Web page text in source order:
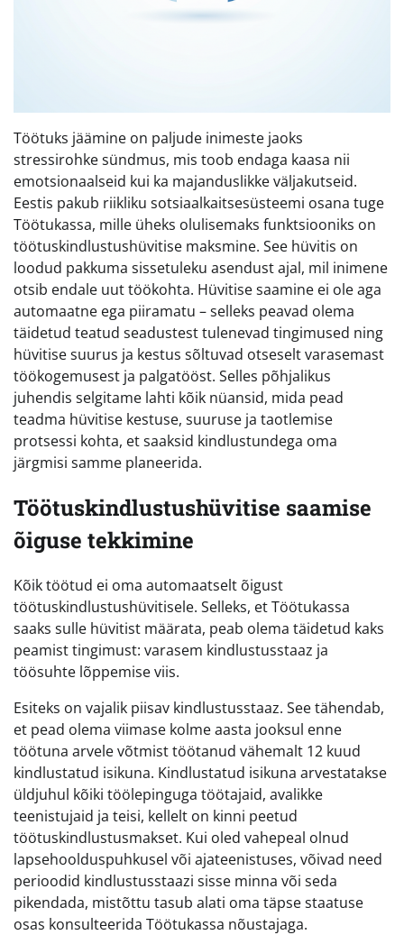
Töötuks jäämine on paljude inimeste jaoks
stressirohke sündmus, mis toob endaga kaasa nii
emotsionaalseid kui ka majanduslikke väljakutseid.
Eestis pakub riikliku sotsiaalkaitsesüsteemi osana tuge
Töötukassa, mille üheks olulisemaks funktsiooniks on
töötuskindlustushüvitise maksmine. See hüvitis on
loodud pakkuma sissetuleku asendust ajal, mil inimene
otsib endale uut töökohta. Hüvitise saamine ei ole aga
automaatne ega piiramatu – selleks peavad olema
täidetud teatud seadustest tulenevad tingimused ning
hüvitise suurus ja kestus sõltuvad otseselt varasemast
töökogemusest ja palgatööst. Selles põhjalikus
juhendis selgitame lahti kõik nüansid, mida pead
teadma hüvitise kestuse, suuruse ja taotlemise
protsessi kohta, et saaksid kindlustundega oma
järgmisi samme planeerida.
Töötuskindlustushüvitise saamise
õiguse tekkimine
Kõik töötud ei oma automaatselt õigust
töötuskindlustushüvitisele. Selleks, et Töötukassa
saaks sulle hüvitist määrata, peab olema täidetud kaks
peamist tingimust: varasem kindlustusstaaz ja
töösuhte lõppemise viis.
Esiteks on vajalik piisav kindlustusstaaz. See tähendab,
et pead olema viimase kolme aasta jooksul enne
töötuna arvele võtmist töötanud vähemalt 12 kuud
kindlustatud isikuna. Kindlustatud isikuna arvestatakse
üldjuhul kõiki töölepinguga töötajaid, avalikke
teenistujaid ja teisi, kellelt on kinni peetud
töötuskindlustusmakset. Kui oled vahepeal olnud
lapsehoolduspuhkusel või ajateenistuses, võivad need
perioodid kindlustusstaazi sisse minna või seda
pikendada, mistõttu tasub alati oma täpse staatuse
osas konsulteerida Töötukassa nõustajaga.